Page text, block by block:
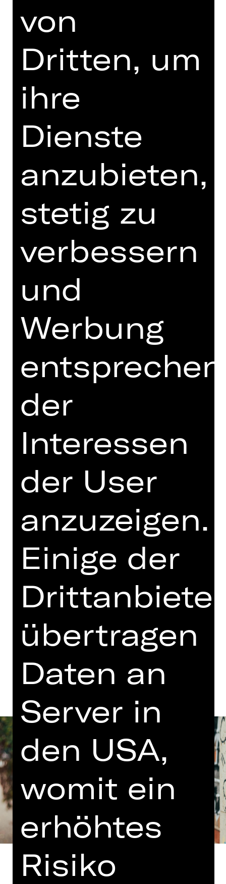
3. Etage Foyer
Lesung mit Musik von Ahmad Al Rifai
„Gescheppert vom Leben“ ist ein
radikal ehrliches, autobiografisch
Gewalt, Flucht und Identität. In 30
fragmentarischen Kapiteln erzählt
Syrien, von Krieg, Missbrauch,
Migration und dem Versuch, in
Deutschland neu zu leben. Zwischen
Wut, Humor, Trauma und Hoffnung
beschreibt er Depression, ADHS,
CPTSD, Körper, Liebe und den
ständigen Kampf, dazuzugehören. Die
Texte sind roh, rhythmisch und direkt
– zwischen Tagebuch, Poesie und
Manifest. Ein Buch über Überleben,
Befreiung und den Mut,
weiterzuschreiben, auch wenn alles
zerbricht.
Ahmad Al Rifai ist ein e
in, Autor
und Aktivist*in mit syrischen Wurzeln.
Aufgewachsen zwischen Krieg, Flucht
und Neubeginn in Deutschland
verwandelt Ahmad persönliche
Erfahrungen in Kunst, Text und
Performance. Das Buch „Gescheppert
vom Leben“ verbindet radikale
Ehrlichkeit mit poetischer Wucht – ein
Manifest über Überleben, Identität
und Befreiung. Ahmad arbeitet
zwischen IT, Theater, Musik,
engagiert sich seit Jahren
ehrenamtlich für Diversität, Inklusion
für eine Generation zwischen Welten
– widerständig, sensibel, mutig,
Hoffnung.
von
Dritten, um
ihre
Dienste
anzubieten,
stetig zu
verbessern
und
Werbung
der
Interessen
der User
anzuzeigen.
Einige der
Drittanbieter
übertragen
Daten an
Server in
den USA,
womit ein
erhöhtes
Risiko